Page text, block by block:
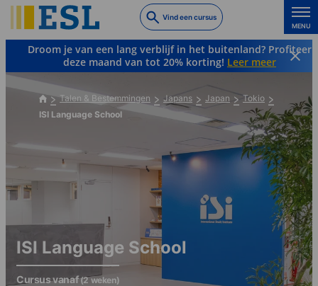
to
main
content
Vind een cursus
MENU
Droom je van een lang verblijf in het buitenland? Profiteer
deze maand van tot 20% korting! Leer meer
Talen & Bestemmingen Japans Japan
Tokio
ISI Language School
ISI Language School
Cursus vanaf(2 weken)